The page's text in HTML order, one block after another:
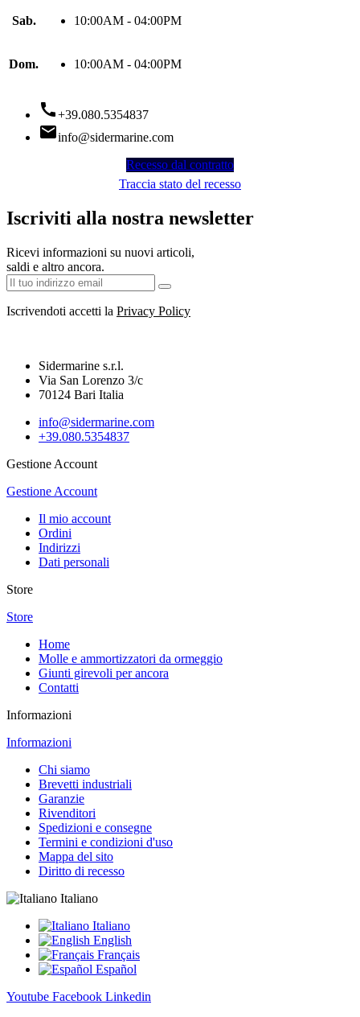
Sab. 10:00AM - 04:00PM
Dom. 10:00AM - 04:00PM
+39.080.5354837
info@sidermarine.com
Recesso dal contratto
Traccia stato del recesso
Iscriviti alla nostra newsletter
Ricevi informazioni su nuovi articoli,
saldi e altro ancora.
Iscrivendoti accetti la Privacy Policy
Sidermarine s.r.l.
Via San Lorenzo 3/c
70124 Bari Italia
info@sidermarine.com
+39.080.5354837
Gestione Account
Gestione Account
Il mio account
Ordini
Indirizzi
Dati personali
Store
Store
Home
Molle e ammortizzatori da ormeggio
Giunti girevoli per ancora
Contatti
Informazioni
Informazioni
Chi siamo
Brevetti industriali
Garanzie
Rivenditori
Spedizioni e consegne
Termini e condizioni d'uso
Mappa del sito
Diritto di recesso
Italiano
Italiano
English
Français
Español
Youtube Facebook Linkedin